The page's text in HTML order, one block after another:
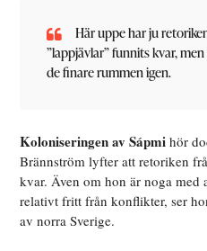
Här uppe har ju
”lappjävlar” funnits kvar,
de finare rummen igen.
Koloniseringen av Sápmihör
Brännström lyfter att retoriken
kvar. Även om hon är noga med
relativt fritt från konflikter, ser
av norra Sverige.